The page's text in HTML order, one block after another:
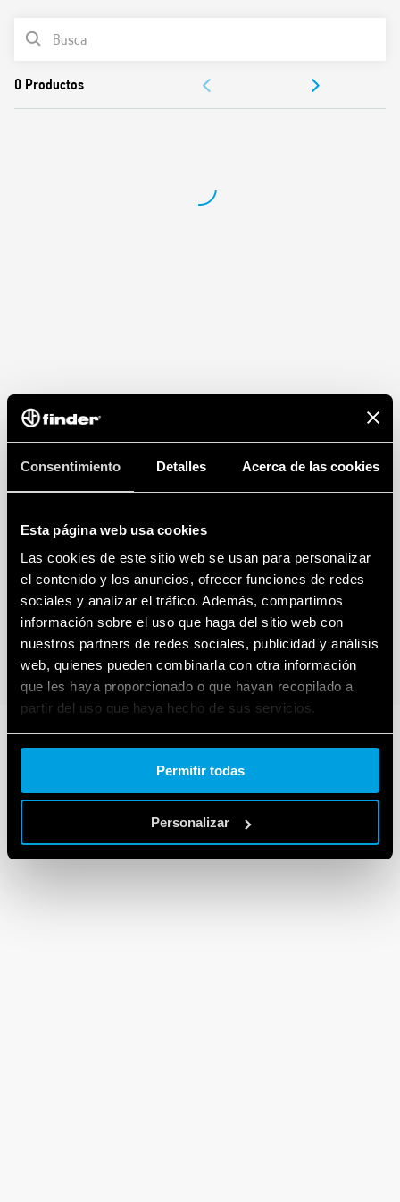
Consentimiento Detalles Acerca de las cookies
Esta página web usa cookies
Las cookies de este sitio web se usan para personalizar
el contenido y los anuncios, ofrecer funciones de redes
sociales y analizar el tráfico. Además, compartimos
información sobre el uso que haga del sitio web con
nuestros partners de redes sociales, publicidad y análisis
web, quienes pueden combinarla con otra información
que les haya proporcionado o que hayan recopilado a
partir del uso que haya hecho de sus servicios.
Cookie policy.
Permitir todas
Personalizar
Funciones y características:
Bornes de jaula
Bobina de CA
LISTA DE PRODUCTOS
APROBACIONES